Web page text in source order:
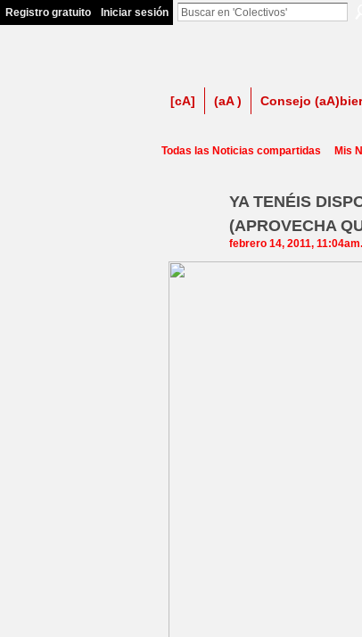
Registro gratuito Iniciar sesión
[cA] (aA ) Consejo
Todas las Noticias compartidas Mis
YA TENÉIS
(APROVECHA
febrero 14, 2011, 11:04am.